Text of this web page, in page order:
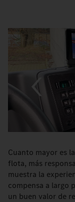
Cuanto mayor es
flota, más
muestra la
compensa a largo
un buen valor de